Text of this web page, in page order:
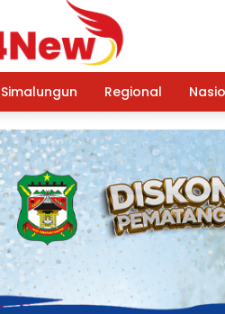
Simalungun Regional